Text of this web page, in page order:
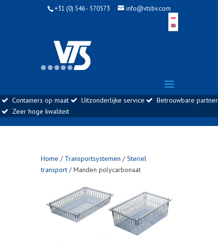
+31 (0) 546 - 570573 info@vtsbv.com
Containers op maat Uitzonderlijke service
Betrouwbare partner
Zeer hoge kwaliteit
Home / Transportsystemen /Steriel
transport / Manden polycarbonaat